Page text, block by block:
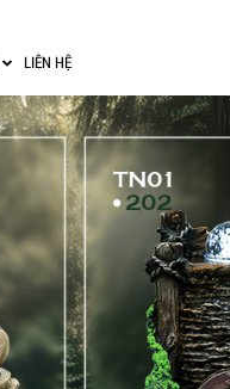
LIÊN HỆ